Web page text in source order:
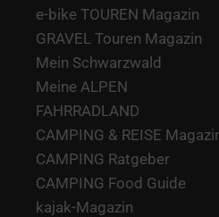
e-bike TOUREN Magazin
GRAVEL Touren Magazin
Mein Schwarzwald
Meine ALPEN
FAHRRADLAND
CAMPING & REISE
CAMPING Ratgeber
CAMPING Food Guide
kajak-Magazin